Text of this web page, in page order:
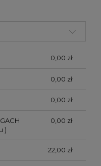
0,00 zł
0,00 zł
0,00 zł
)
0,00 zł
22,00 zł